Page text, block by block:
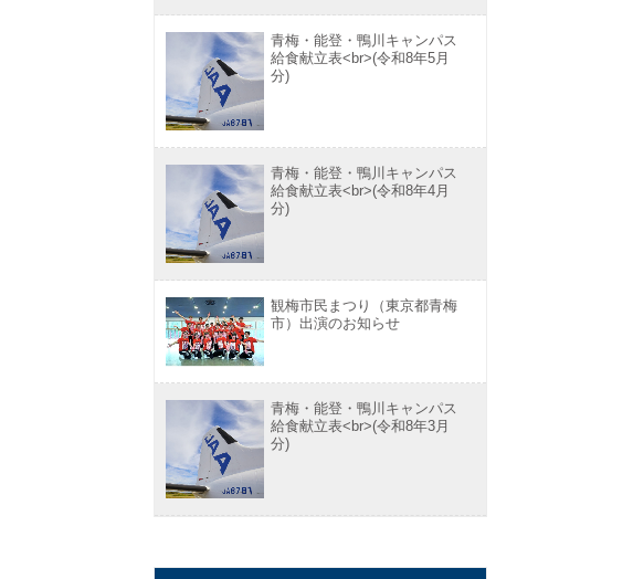
青梅・能登・鴨川キャンパス
給食献立表<br>(令和8年5月
分)
青梅・能登・鴨川キャンパス
給食献立表<br>(令和8年4月
分)
観梅市民まつり（東京都青梅
市）出演のお知らせ
青梅・能登・鴨川キャンパス
給食献立表<br>(令和8年3月
分)